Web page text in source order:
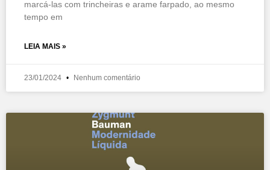
marcá-las com trincheiras e arame farpado, ao mesmo
tempo em
LEIA MAIS »
23/01/2024 Nenhum comentário